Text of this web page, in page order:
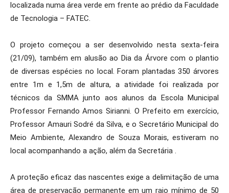
localizada numa área verde em frente ao prédio da Faculdade
de Tecnologia – FATEC.
O projeto começou a ser desenvolvido nesta sexta-feira
(21/09), também em alusão ao Dia da Árvore com o plantio
de diversas espécies no local. Foram plantadas 350 árvores
entre 1m e 1,5m de altura, a atividade foi realizada por
técnicos da SMMA junto aos alunos da Escola Municipal
Professor Fernando Amos Sirianni. O Prefeito em exercício,
Professor Amauri Sodré da Silva, e o Secretário Municipal do
Meio Ambiente, Alexandro de Souza Morais, estiveram no
local acompanhando a ação, além da Secretária .
A proteção eficaz das nascentes exige a delimitação de uma
área de preservação permanente em um raio mínimo de 50